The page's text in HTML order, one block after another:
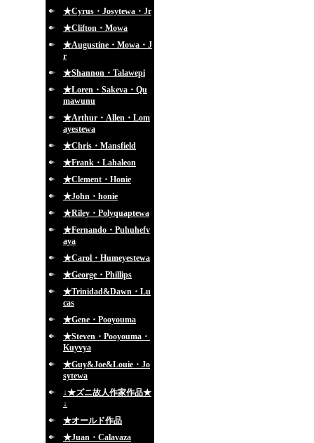
★Cyrus・Josytewa・Jr
★Clifton・Mowa
★Augustine・Mowa・J
r
★Shannon・Talawepi
★Loren・Sakeva・Qu
mawunu
★Arthur・Allen・Lom
ayestewa
★Chris・Mansfield
★Frank・Lahaleon
★Clement・Honie
★John・honie
★Riley・Polyquaptewa
★Fernando・Puhuhefv
aya
★Carol・Humeyestewa
★George・Phillips
★Trinidad&Dawn・Lu
cas
★Gene・Pooyouma
★Steven・Pooyouma・
Kuyvya
★Guy&Joe&Louie・Jo
sytewa
↓★ズニ故人作家作品★
↓
★オールド作品
★Juan・Calavaza